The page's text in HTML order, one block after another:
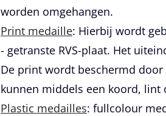
worden omgehangen.
Print medaille: Hierbij wordt
- getranste RVS-plaat. Het
De print wordt beschermd
kunnen middels een koord, lint
Plastic medailles: fullcolour